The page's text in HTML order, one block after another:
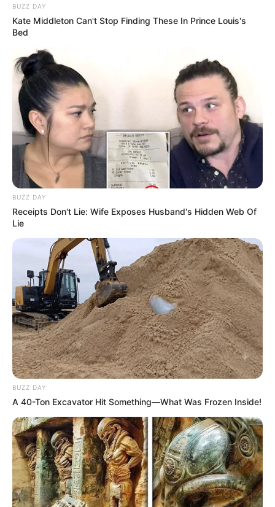
Retrouvez tous les jours les
pronostics de la presse sur
Vincennes les courses du PMU d’antan
BUZZ DAY
Kate Middleton Can't Stop Finding These In Prince Louis's
Bed
BUZZ DAY
Receipts Don't Lie: Wife Exposes Husband's Hidden Web Of
Lie
BUZZ DAY
A 40-Ton Excavator Hit Something—What Was Frozen Inside!